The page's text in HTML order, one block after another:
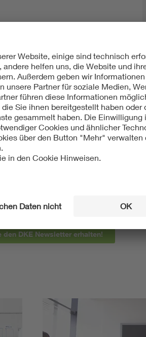
Newsletter sind Sie immer top
wichtigsten Entwicklungen in der
über aktuelle Arbeitsergebnisse,
Sie bereits frühzeitig über zukünftige
den DKE Newsletter erhalten!